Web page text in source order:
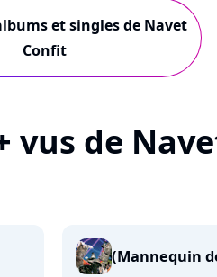
et singles de Navet
Confit
vus de
(Mannequin